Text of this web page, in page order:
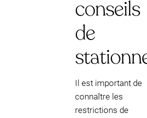
conseils
de
Il est important de
connaître les
restrictions de